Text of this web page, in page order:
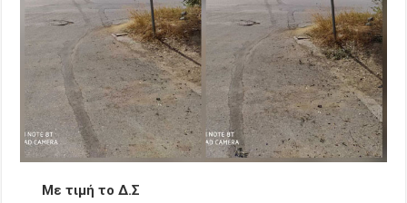
Με τιμή το Δ.Σ